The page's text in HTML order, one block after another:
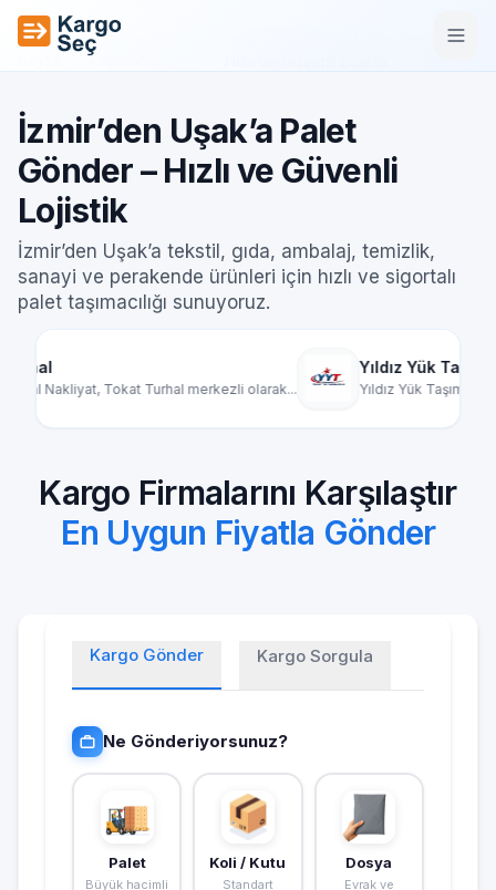
İçeriğe geç
Ana
/
Şehirler Arası
Taşımacılık
İzmir’den Uşak’a Palet Gönder –
İzmir’den Uşak’a Palet
Gönder – Hızlı ve Güvenli
Lojistik
İzmir’den Uşak’a tekstil, gıda, ambalaj, temizlik,
sanayi ve perakende ürünleri için hızlı ve sigortalı
palet taşımacılığı sunuyoruz.
olarak... Yıldız Yük Taşımacılık, Türkiye genelinde par...
Kargo Firmalarını Karşılaştır
En Uygun Fiyatla Gönder
Kargo Gönder Kargo Sorgula
Ne Gönderiyorsunuz?
Palet
Büyük hacimli
Koli / Kutu
Standart
Dosya
Evrak ve